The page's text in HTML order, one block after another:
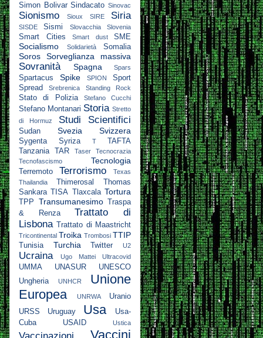
Simon Bolivar Sindacato Sinovac
Sionismo Sioux SIRE Siria
SISDE Sismi Slovacchia Slovenia
Smart Cities Smart dust SME
Socialismo Solidarietà Somalia
Soros Sorveglianza massiva
Sovranità Spagna Spars
Spartacus Spike SPION
Sport
Spread
Srebrenica Standing Rock
Stato di Polizia Stefano Cucchi
Stefano Montanari Storia Stretto
di Hormuz
Studi Scientifici
Sudan Svezia Svizzera
Sygenta Syriza T
TAFTA
Tanzania
TAR Taser
Tecnocrazia
Tecnofascismo
Tecnologia
Terremoto Terrorismo
Texas
Thailandia
Thimerosal
Thomas
Sankara TISA Tlaxcala Tortura
TPP Transumanesimo Traspa
& Renza
Trattato di
Lisbona Trattato di Maastricht
Tricontinental Troika Trombosi TTIP
Tunisia Turchia Twitter U2
Ucraina Ugo Mattei Ultracovid
UMMA UNASUR
UNESCO
Ungheria
UNHCR
Unione
Europea
UNRWA
Uranio
URSS
Uruguay Usa
Usa-
Cuba
USAID Ustica
Vaccinazioni Vaccini